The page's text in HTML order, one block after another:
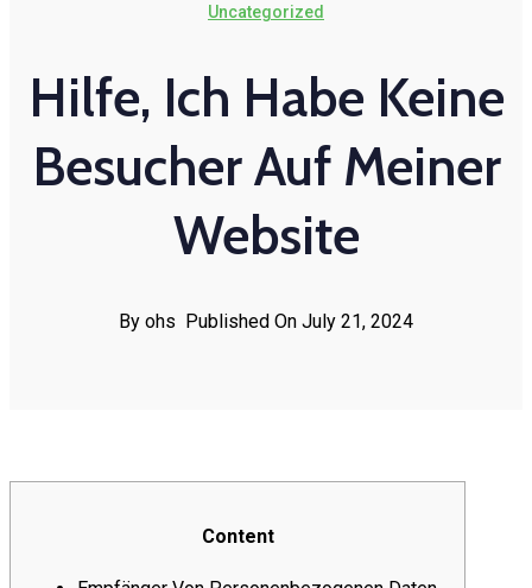
Uncategorized
Hilfe, Ich Habe Keine
Besucher Auf Meiner
Website
By ohs Published On July 21, 2024
Content